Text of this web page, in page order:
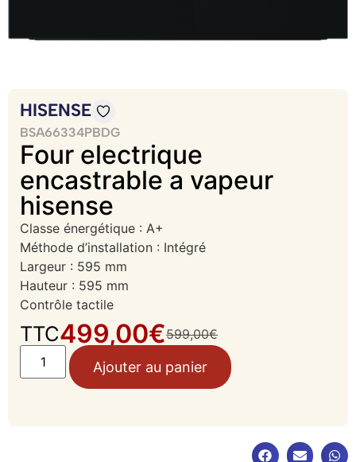
HISENSE
BSA66334PBDG
Four electrique
encastrable a vapeur
hisense
Classe énergétique : A+
Méthode d’installation : Intégré
Largeur : 595 mm
Hauteur : 595 mm
Contrôle tactile
599,00€
499,00€
TTC
Ajouter au panier